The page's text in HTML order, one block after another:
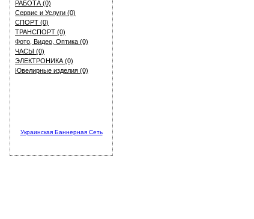
РАБОТА (0)
Сервис и Услуги (0)
СПОРТ (0)
ТРАНСПОРТ (0)
Фото, Видео, Оптика (0)
ЧАСЫ (0)
ЭЛЕКТРОНИКА (0)
Ювелирные изделия (0)
Украинская Баннерная Сеть